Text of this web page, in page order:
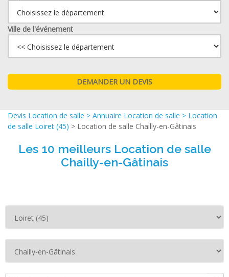
Ville de l'événement
Devis Location de salle > Annuaire Location de salle > Location
de salle Loiret (45) > Location de salle Chailly-en-Gâtinais
Les 10 meilleurs Location de salle
Chailly-en-Gâtinais